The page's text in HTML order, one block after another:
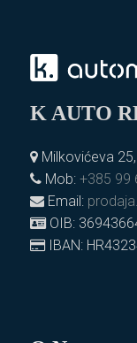
K AUTO
Milkovićeva
Mob: +385 99
Email:
OIB:
IBAN: